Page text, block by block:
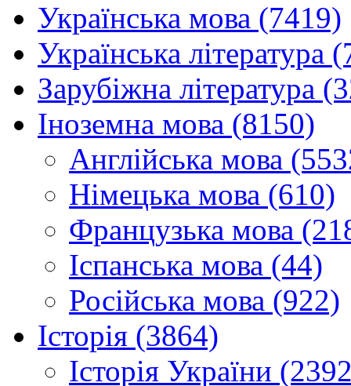
Українська мова (7419)
Українська література
Зарубіжна література
Іноземна мова (8150)
Англійська мова
Німецька мова (610)
Французька мова
Іспанська мова (44)
Російська мова (922)
Історія (3864)
Історія України